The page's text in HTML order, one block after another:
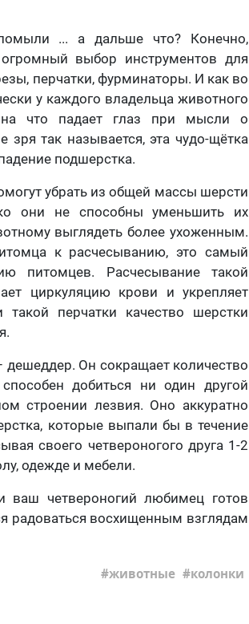
... а дальше что? Конечно,
выбор инструментов для
перчатки, фурминаторы. И как во
у каждого владельца животного
на что падает глаз при мысли о
так называется, эта чудо-щётка
подшерстка.
убрать из общей массы шерсти
они не способны уменьшить их
выглядеть более ухоженным.
к расчесыванию, это самый
питомцев. Расчесывание такой
циркуляцию крови и укрепляет
перчатки качество шерстки
Он сокращает количество
добиться ни один другой
строении лезвия. Оно аккуратно
которые выпали бы в течение
своего четвероногого друга 1-2
одежде и мебели.
ваш четвероногий любимец готов
радоваться восхищенным взглядам
животные колонки